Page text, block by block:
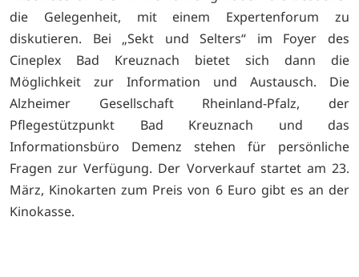
die Gelegenheit, mit einem Expertenforum zu
diskutieren. Bei „Sekt und Selters“ im Foyer des
Cineplex Bad Kreuznach bietet sich dann die
Möglichkeit zur Information und Austausch. Die
Alzheimer Gesellschaft Rheinland-Pfalz, der
Pflegestützpunkt Bad Kreuznach und das
Informationsbüro Demenz stehen für persönliche
Fragen zur Verfügung. Der Vorverkauf startet am 23.
März, Kinokarten zum Preis von 6 Euro gibt es an der
Kinokasse.